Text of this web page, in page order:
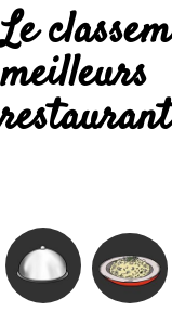
Le
meilleurs